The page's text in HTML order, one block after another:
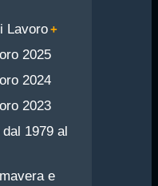
Lavoro
2025
2024
2023
1979 al
e